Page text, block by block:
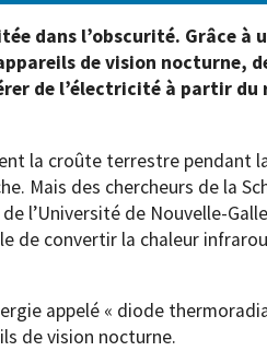
dans l’obscurité. Grâce à
de vision nocturne,
de l’électricité à partir du
la croûte terrestre pendant
Mais des chercheurs de la
l’Université de Nouvelle-
de convertir la chaleur
appelé « diode
de vision nocturne.